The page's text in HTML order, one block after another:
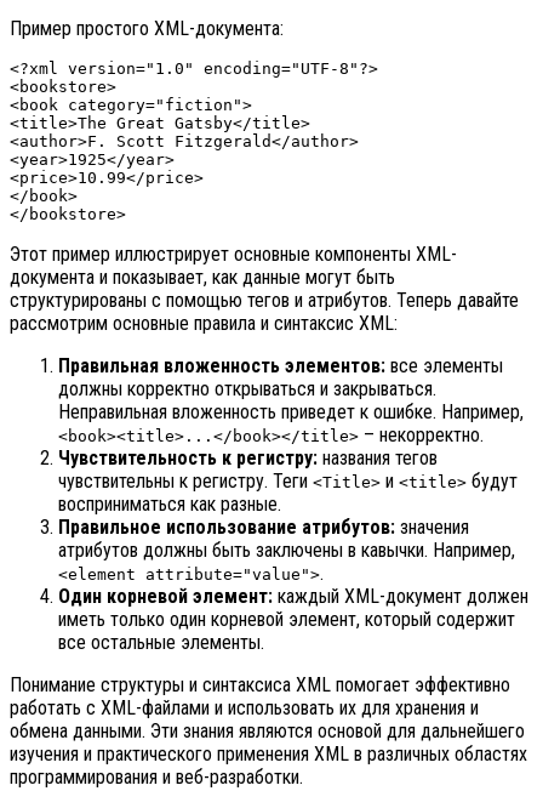
Пример простого XML-документа:
<?xml version="1.0" encoding="UTF-8"?>
<bookstore>
<book category="fiction">
<title>The Great Gatsby</title>
<author>F. Scott Fitzgerald</author>
<year>1925</year>
<price>10.99</price>
</book>
Этот пример иллюстрирует основные компоненты XML-
документа и показывает, как данные могут быть
структурированы с помощью тегов и атрибутов. Теперь давайте
рассмотрим основные правила и синтаксис XML:
Правильная вложенность элементов: все элементы
должны корректно открываться и закрываться.
Неправильная вложенность приведет к ошибке. Например,
<book><title>...</book></title> – некорректно.
Чувствительность к регистру: названия тегов
чувствительны к регистру. Теги <Title> и <title> будут
восприниматься как разные.
Правильное использование атрибутов: значения
атрибутов должны быть заключены в кавычки. Например,
<element attribute="value">.
Один корневой элемент: каждый XML-документ должен
иметь только один корневой элемент, который содержит
все остальные элементы.
Понимание структуры и синтаксиса XML помогает эффективно
работать с XML-файлами и использовать их для хранения и
обмена данными. Эти знания являются основой для дальнейшего
изучения и практического применения XML в различных областях
программирования и веб-разработки.